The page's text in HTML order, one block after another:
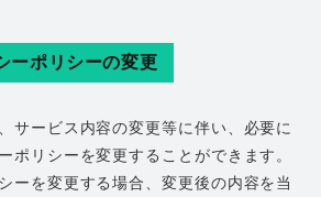
ーポリシーの変更
サービス内容の変更等に伴い、必要に
ポリシーを変更することができます。
ーを変更する場合、変更後の内容を当